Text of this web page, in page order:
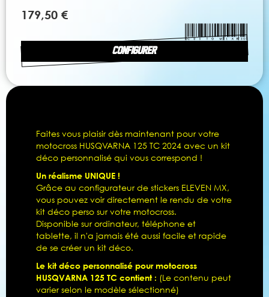
CONFIGURER
179,50 €
Faites vous plaisir dès maintenant pour votre
motocross HUSQVARNA 125 TC 2024 avec un kit
déco personnalisé qui vous correspond !
Un réalisme UNIQUE !
Grâce au configurateur de stickers ELEVEN MX,
vous pouvez voir directement le rendu de votre
kit déco perso sur votre motocross.
Disponible sur ordinateur, téléphone et
tablette, il n'a jamais été aussi facile et rapide
de se créer un kit déco.
Le kit déco personnalisé pour motocross
HUSQVARNA 125 TC contient : (Le contenu peut
varier selon le modèle sélectionné)